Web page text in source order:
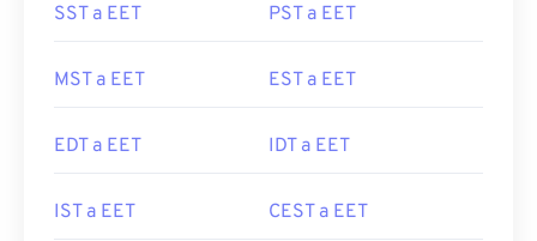
SST a EET PST a EET
MST a EET EST a EET
EDT a EET IDT a EET
IST a EET CEST a EET